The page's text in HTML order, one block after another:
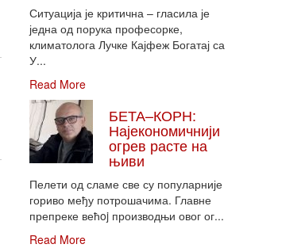
Ситуација је критична – гласила је
једна од порука професорке,
климатолога Лучке Кајфеж Богатај са
У...
Read More
БЕТА–КОРН:
Најекономичнији
огрев расте на
њиви
Пелети од сламе све су популарније
гориво међу потрошачима. Главне
препреке већoj производњи овог ог...
Read More